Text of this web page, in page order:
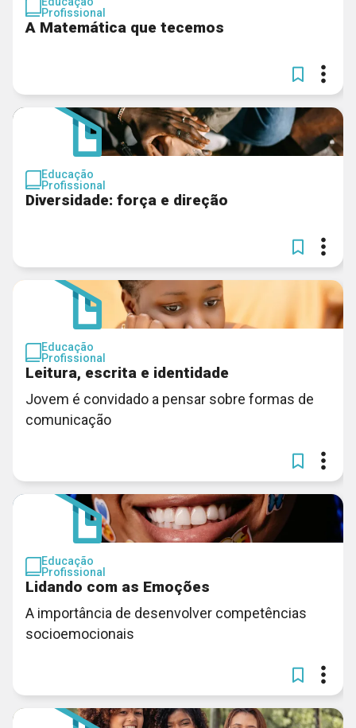
Profissional
A Matemática que tecemos
Educação
Profissional
Diversidade: força e direção
Educação
Profissional
Leitura, escrita e identidade
Jovem é convidado a pensar sobre formas de
comunicação
Educação
Profissional
Lidando com as Emoções
A importância de desenvolver competências
socioemocionais